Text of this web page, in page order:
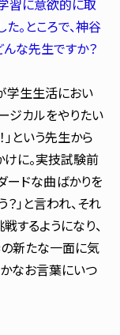
習に意欲的に取
。ところで、神谷
な先生ですか？
学生生活におい
ジカルをやりたい
という先生から
に。実技試験前
ードな曲ばかりを
」と言われ、それ
するようになり、
の新たな一面に気
なお言葉にいつ